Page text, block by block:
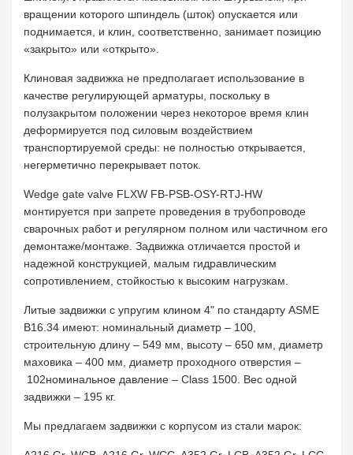
вращении которого шпиндель (шток) опускается или
поднимается, и клин, соответственно, занимает позицию
«закрыто» или «открыто».
Клиновая задвижка не предполагает использование в
качестве регулирующей арматуры, поскольку в
полузакрытом положении через некоторое время клин
деформируется под силовым воздействием
транспортируемой среды: не полностью открывается,
негерметично перекрывает поток.
Wedge gate valve FLXW FB-PSB-OSY-RTJ-HW
монтируется при запрете проведения в трубопроводе
сварочных работ и регулярном полном или частичном его
демонтаже/монтаже. Задвижка отличается простой и
надежной конструкцией, малым гидравлическим
сопротивлением, стойкостью к высоким нагрузкам.
Литые задвижки с упругим клином 4" по стандарту ASME
B16.34 имеют: номинальный диаметр – 100,
строительную длину – 549 мм, высоту – 650 мм, диаметр
маховика – 400 мм, диаметр проходного отверстия –
102номинальное давление – Class 1500. Вес одной
задвижки – 195 кг.
Мы предлагаем задвижки с корпусом из стали марок: